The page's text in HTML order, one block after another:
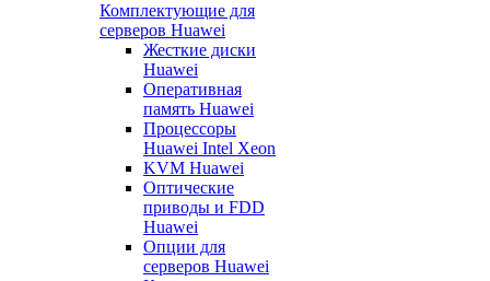
Комплектующие для
серверов Huawei
Жесткие диски
Huawei
Оперативная
память Huawei
Процессоры
Huawei Intel Xeon
KVM Huawei
Оптические
приводы и FDD
Huawei
Опции для
серверов Huawei